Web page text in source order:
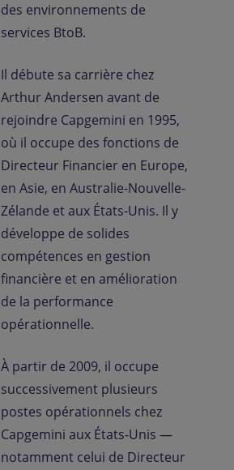
des environnements de
services BtoB.
Il débute sa carrière chez
Arthur Andersen avant de
rejoindre Capgemini en 1995,
où il occupe des fonctions de
Directeur Financier en Europe,
en Asie, en Australie-Nouvelle-
Zélande et aux États-Unis. Il y
développe de solides
compétences en gestion
financière et en amélioration
de la performance
opérationnelle.
À partir de 2009, il occupe
successivement plusieurs
postes opérationnels chez
Capgemini aux États-Unis —
notamment celui de Directeur